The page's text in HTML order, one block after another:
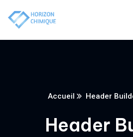
Accueil Header
Header